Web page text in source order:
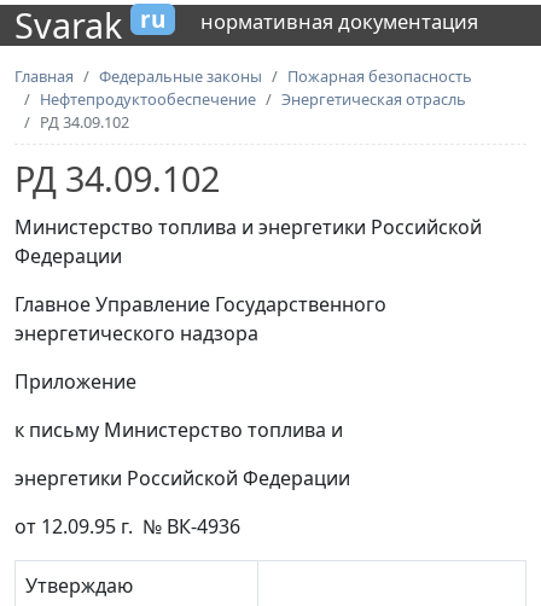
Svarak ru нормативная документация
Главная Федеральные законы
Пожарная безопасность
Нефтепродуктообеспечение
Энергетическая отрасль
РД 34.09.102
РД 34.09.102
Министерство топлива и энергетики Российской
Федерации
Главное Управление Государственного
энергетического надзора
Приложение
к письму Министерство топлива и
энергетики Российской Федерации
от 12.09.95 г. № ВК-4936
Утверждаю